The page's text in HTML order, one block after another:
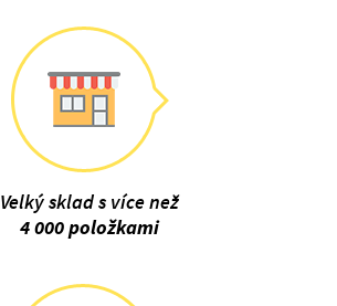
Velký sklad s více než
4 000 položkami